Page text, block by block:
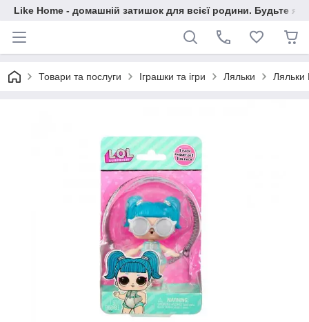
Like Home - домашній затишок для всієї родини. Будьте як
Товари та послуги Іграшки та ігри Ляльки Ляльки